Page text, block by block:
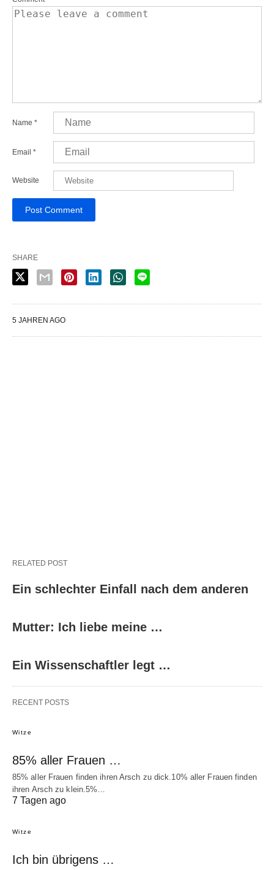
Name *
Email *
Website
SHARE
5 JAHREN AGO
RELATED POST
Ein schlechter Einfall nach dem anderen
Mutter: Ich liebe meine …
Ein Wissenschaftler legt …
RECENT POSTS
Witze
85% aller Frauen …
85% aller Frauen finden ihren Arsch zu dick.10% aller Frauen finden
ihren Arsch zu klein.5%…
7 Tagen ago
Witze
Ich bin übrigens …